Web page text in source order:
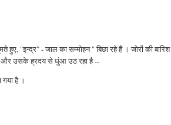
"इन्द्र" - जाल का सम्मोहन " बिछा रहे हैं । जोरों की बारिश
और उसके ह्रदय से धुंआ उठ रहा है --
है ।